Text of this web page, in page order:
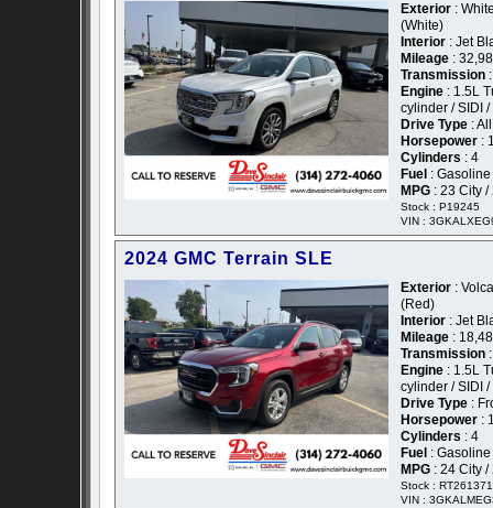
Exterior :
(White)
Interior : Jet
Mileage :
Transmission
Engine : 1.5L
cylinder / SIDI /
Drive Type :
Horsepower :
Cylinders : 4
Fuel : Gasoline
MPG : 23 City /
Stock : P19245
VIN :
2024 GMC Terrain SLE
Exterior :
(Red)
Interior : Jet
Mileage :
Transmission
Engine : 1.5L
cylinder / SIDI /
Drive Type :
Horsepower :
Cylinders : 4
Fuel : Gasoline
MPG : 24 City /
Stock :
VIN :